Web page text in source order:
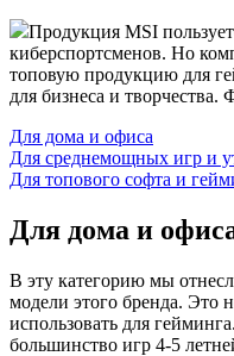
Продукция MSI
киберспортсменов. Но
топовую продукцию для
для бизнеса и творчества.
Для дома и офиса
Для среднемощных игр и
Для топового софта и
Для дома и
В эту категорию мы
модели этого бренда. Это
использовать для
большинство игр 4-5